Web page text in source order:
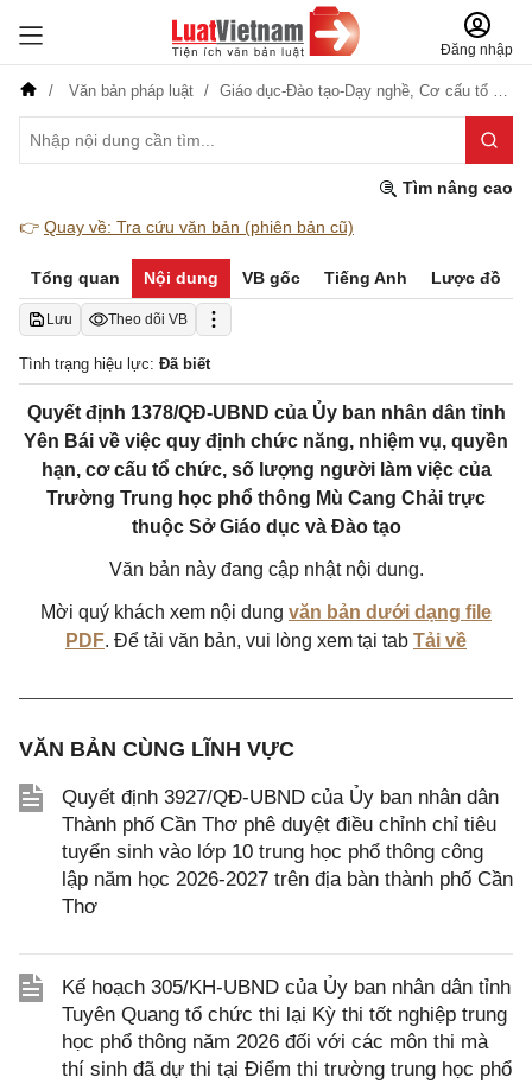
Đăng nhập
Văn bản pháp luật Giáo dục-Đào tạo-Dạy nghề, Cơ cấu tổ chức
Tìm nâng cao
👉 Quay về: Tra cứu văn bản (phiên bản cũ)
Tổng quan Nội dung VB gốc Tiếng Anh Lược đồ
Lưu Theo dõi VB
Tình trạng hiệu lực: Đã biết
Quyết định 1378/QĐ-UBND của Ủy ban nhân dân tỉnh
Yên Bái về việc quy định chức năng, nhiệm vụ, quyền
hạn, cơ cấu tổ chức, số lượng người làm việc của
Trường Trung học phổ thông Mù Cang Chải trực
thuộc Sở Giáo dục và Đào tạo
Văn bản này đang cập nhật nội dung.
Mời quý khách xem nội dung văn bản dưới dạng file
PDF. Để tải văn bản, vui lòng xem tại tab Tải về
VĂN BẢN CÙNG LĨNH VỰC
Quyết định 3927/QĐ-UBND của Ủy ban nhân dân
Thành phố Cần Thơ phê duyệt điều chỉnh chỉ tiêu
tuyển sinh vào lớp 10 trung học phổ thông công
lập năm học 2026-2027 trên địa bàn thành phố Cần
Thơ
Kế hoạch 305/KH-UBND của Ủy ban nhân dân tỉnh
Tuyên Quang tổ chức thi lại Kỳ thi tốt nghiệp trung
học phổ thông năm 2026 đối với các môn thi mà
thí sinh đã dự thi tại Điểm thi trường trung học phổ